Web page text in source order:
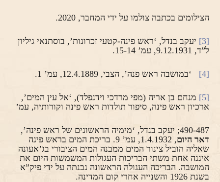
הצילומים בכתבה צולמו על ידי המחבר, 2020.
[3]
יעקב בנדל, ‘ראש פינה-קטעי זכרונות’, בוסתנאי גיליון
ל”ד, 9.12.1931, עמ’ 15-14.
[4] ‘במושבה ראש פנה’, הצבי, 12.4.1889, עמ’ 1.
[5]
מנחם בן אריה (מפי מרדכי וידנפלד), ‘אל עין המים’,
ארכיון ראש פינה, סיפור תולדות ראש פינה וקורותיה, עמ’
490-487; יעקב בנדל, ‘מימיה הראשונים של ראש פינה’,
דאר היום
, 1.4.1932, עמ’ 9. בריכת המים בראש פינה
שאליה הוביל צינור המים ממבנה המים הציבורי בג’אעונה
איננה אחת משתי הבריכות העגולות המשמשות היום את
המושבה. הבריכה העגולה הראשונה נבנתה על ידי פיק”א
בשנת 1926 והשנייה אחרי קום המדינה.